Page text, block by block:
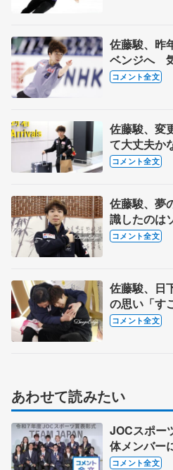
佐藤駿、昨
ベンジへ
いるなって
コメント全文
佐藤駿、変
て大丈夫か
きました」
コメント全文
佐藤駿、夢
識したのは
ない時期に
コメント全文
佐藤駿、日
の思い「す
と…」 痛み
コメント全文
あわせて読みたい
JOCスポー
体メンバー
スケートに
コメント全文